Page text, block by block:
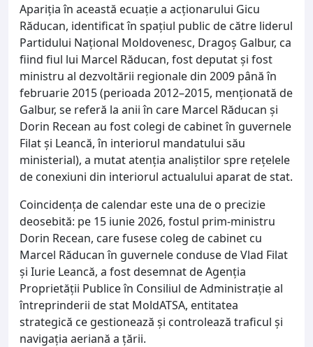
Apariția în această ecuație a acționarului Gicu
Răducan, identificat în spațiul public de către liderul
Partidului Național Moldovenesc, Dragoș Galbur, ca
fiind fiul lui Marcel Răducan, fost deputat și fost
ministru al dezvoltării regionale din 2009 până în
februarie 2015 (perioada 2012–2015, menționată de
Galbur, se referă la anii în care Marcel Răducan și
Dorin Recean au fost colegi de cabinet în guvernele
Filat și Leancă, în interiorul mandatului său
ministerial), a mutat atenția analiștilor spre rețelele
de conexiuni din interiorul actualului aparat de stat.
Coincidența de calendar este una de o precizie
deosebită: pe 15 iunie 2026, fostul prim-ministru
Dorin Recean, care fusese coleg de cabinet cu
Marcel Răducan în guvernele conduse de Vlad Filat
și Iurie Leancă, a fost desemnat de Agenția
Proprietății Publice în Consiliul de Administrație al
întreprinderii de stat MoldATSA, entitatea
strategică ce gestionează și controlează traficul și
navigația aeriană a țării.